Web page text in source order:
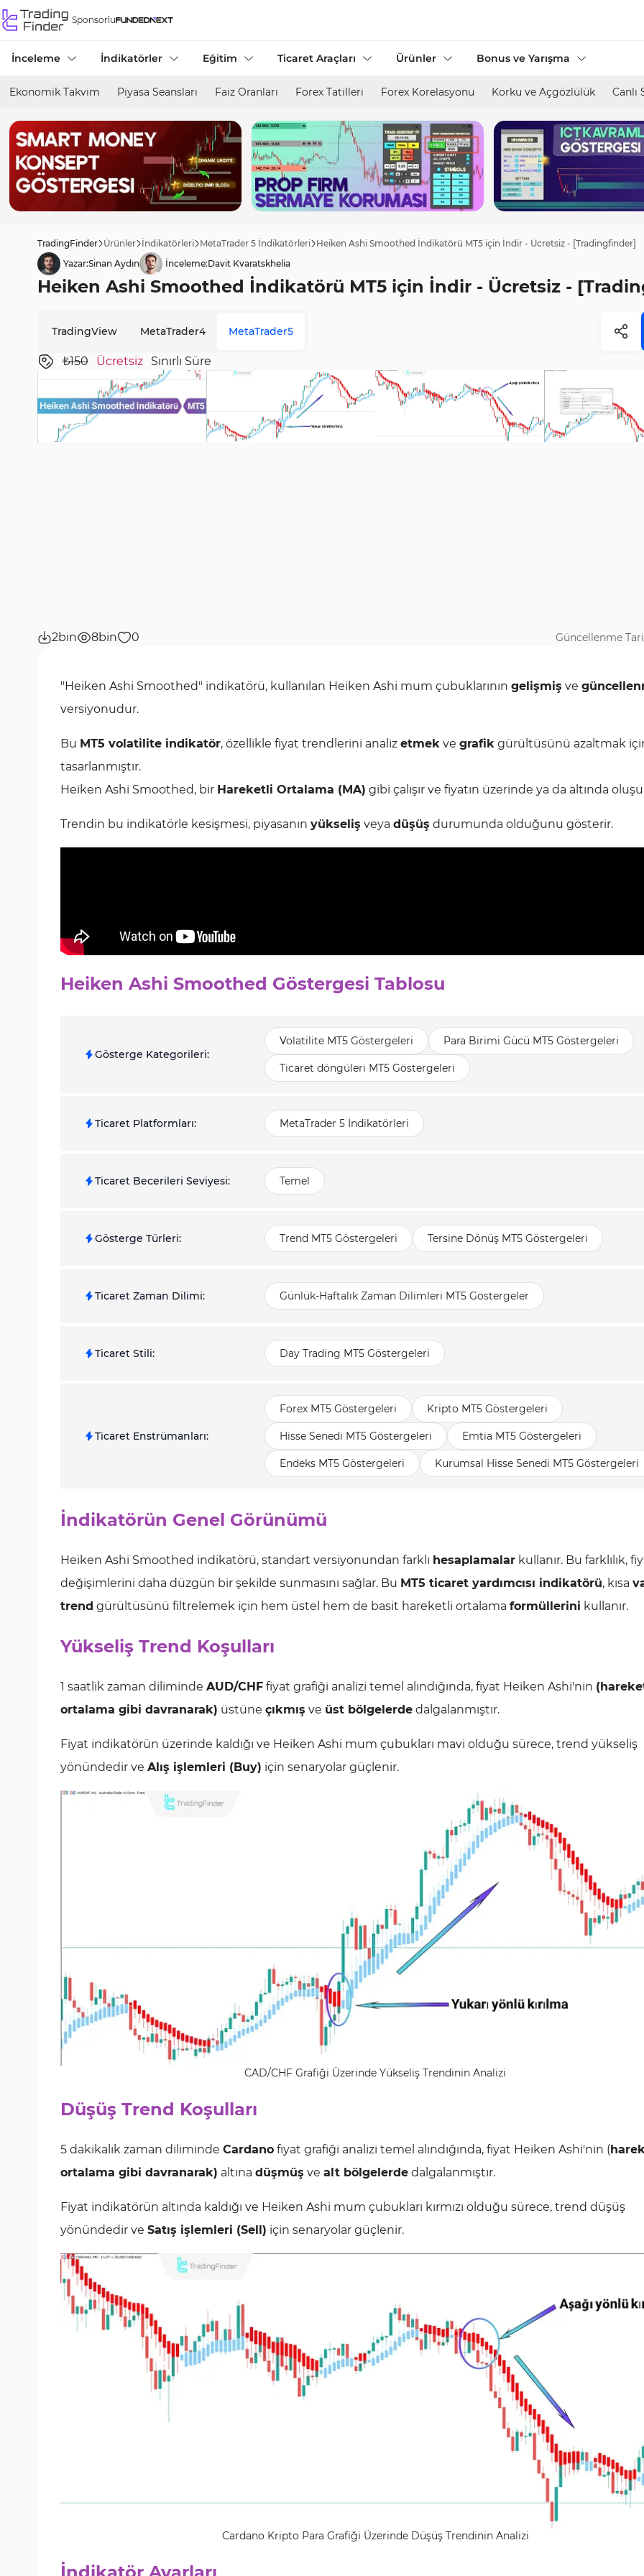
Sponsorlu
İnceleme İndikatörler Eğitim Ticaret Araçları Ürünler Bonus ve Yarışma
Ekonomik Takvim Piyasa Seansları Faiz Oranları Forex Tatilleri Forex Korelasyonu Korku ve Açgözlülük Canlı
TradingFinder Ürünler İndikatörleri MetaTrader 5 İndikatörleri Heiken Ashi Smoothed İndikatörü MT5 için İndir - Ücretsiz - [Tradingfinder]
Yazar:Sinan Aydın İnceleme:Davit Kvaratskhelia
Heiken Ashi Smoothed İndikatörü MT5 için İndir - Ücretsiz -
TradingView MetaTrader4 MetaTrader5
₺150 Ücretsiz Sınırlı Süre
2bin 8bin 0 Güncellenme
"Heiken Ashi Smoothed" indikatörü, kullanılan Heiken Ashi mum çubuklarının gelişmiş ve
versiyonudur.
Bu MT5 volatilite indikatör, özellikle fiyat trendlerini analiz etmek ve grafik gürültüsünü azaltmak
tasarlanmıştır.
Heiken Ashi Smoothed, bir Hareketli Ortalama (MA) gibi çalışır ve fiyatın üzerinde ya da altında
Trendin bu indikatörle kesişmesi, piyasanın yükseliş veya düşüş durumunda olduğunu gösterir.
Heiken Ashi Smoothed Göstergesi Tablosu
Gösterge Kategorileri:
Volatilite MT5 Göstergeleri Para Birimi Gücü MT5 Göstergeleri
Ticaret döngüleri MT5 Göstergeleri
Ticaret Platformları: MetaTrader 5 İndikatörleri
Ticaret Becerileri Seviyesi: Temel
Gösterge Türleri: Trend MT5 Göstergeleri Tersine Dönüş MT5 Göstergeleri
Ticaret Zaman Dilimi: Günlük-Haftalık Zaman Dilimleri MT5 Göstergeler
Ticaret Stili: Day Trading MT5 Göstergeleri
Ticaret Enstrümanları:
Forex MT5 Göstergeleri Kripto MT5 Göstergeleri
Hisse Senedi MT5 Göstergeleri Emtia MT5 Göstergeleri
Endeks MT5 Göstergeleri Kurumsal Hisse Senedi MT5 Göstergeleri
İndikatörün Genel Görünümü
Heiken Ashi Smoothed indikatörü, standart versiyonundan farklı hesaplamalar kullanır. Bu farklılık,
değişimlerini daha düzgün bir şekilde sunmasını sağlar. Bu MT5 ticaret yardımcısı indikatörü, kısa
trend gürültüsünü filtrelemek için hem üstel hem de basit hareketli ortalama formüllerini kullanır.
Yükseliş Trend Koşulları
1 saatlik zaman diliminde AUD/CHF fiyat grafiği analizi temel alındığında, fiyat Heiken Ashi'nin
ortalama gibi davranarak) üstüne çıkmış ve üst bölgelerde dalgalanmıştır.
Fiyat indikatörün üzerinde kaldığı ve Heiken Ashi mum çubukları mavi olduğu sürece, trend yükseliş
yönündedir ve Alış işlemleri (Buy) için senaryolar güçlenir.
CAD/CHF Grafiği Üzerinde Yükseliş Trendinin Analizi
Düşüş Trend Koşulları
5 dakikalık zaman diliminde Cardano fiyat grafiği analizi temel alındığında, fiyat Heiken Ashi'nin (
ortalama gibi davranarak) altına düşmüş ve alt bölgelerde dalgalanmıştır.
Fiyat indikatörün altında kaldığı ve Heiken Ashi mum çubukları kırmızı olduğu sürece, trend düşüş
yönündedir ve Satış işlemleri (Sell) için senaryolar güçlenir.
Cardano Kripto Para Grafiği Üzerinde Düşüş Trendinin Analizi